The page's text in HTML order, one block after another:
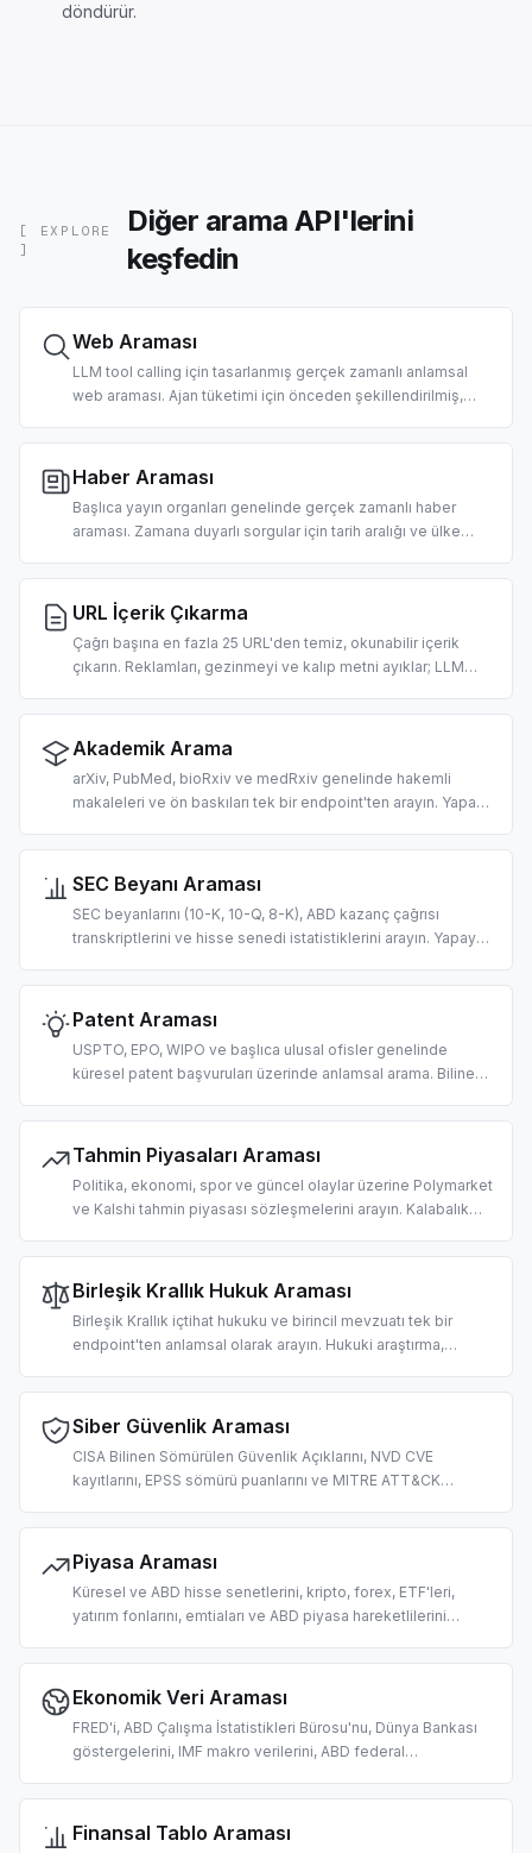
döndürür.
[ EXPLORE
]
Diğer arama API'lerini
keşfedin
Web Araması
LLM tool calling için tasarlanmış gerçek zamanlı anlamsal
web araması. Ajan tüketimi için önceden şekillendirilmiş,
Ülke ve tarih filtreleri desteklenir.
Haber Araması
Başlıca yayın organları genelinde gerçek zamanlı haber
araması. Zamana duyarlı sorgular için tarih aralığı ve ülke
RAG pipeline'ları için tasarlandı.
URL İçerik Çıkarma
Çağrı başına en fazla 25 URL'den temiz, okunabilir içerik
çıkarın. Reklamları, gezinmeyi ve kalıp metni ayıklar; LLM
kredi.
Akademik Arama
arXiv, PubMed, bioRxiv ve medRxiv genelinde hakemli
makaleleri ve ön baskıları tek bir endpoint'ten arayın. Yapay
RAG ve alıntı çıkarma için tasarlandı.
SEC Beyanı Araması
SEC beyanlarını (10-K, 10-Q, 8-K), ABD kazanç çağrısı
transkriptlerini ve hisse senedi istatistiklerini arayın. Yapay
pipeline'ları için tasarlandı.
Patent Araması
USPTO, EPO, WIPO ve başlıca ulusal ofisler genelinde
küresel patent başvuruları üzerinde anlamsal arama. Bilinen
rekabet zekası için tasarlandı.
Tahmin Piyasaları Araması
Politika, ekonomi, spor ve güncel olaylar üzerine Polymarket
ve Kalshi tahmin piyasası sözleşmelerini arayın. Kalabalık
tasarlandı.
Birleşik Krallık Hukuk Araması
Birleşik Krallık içtihat hukuku ve birincil mevzuatı tek bir
endpoint'ten anlamsal olarak arayın. Hukuki araştırma,
odaklı hukuk teknolojisi iş akışları için tasarlandı.
Siber Güvenlik Araması
CISA Bilinen Sömürülen Güvenlik Açıklarını, NVD CVE
kayıtlarını, EPSS sömürü puanlarını ve MITRE ATT&CK
önceliklendirmesi, tehdit istihbaratı ve güvenlik
operasyonları için tasarlandı.
Piyasa Araması
Küresel ve ABD hisse senetlerini, kripto, forex, ETF'leri,
yatırım fonlarını, emtiaları ve ABD piyasa hareketlilerini
alma ve alım satım araştırması için tasarlandı.
Ekonomik Veri Araması
FRED'i, ABD Çalışma İstatistikleri Bürosu'nu, Dünya Bankası
göstergelerini, IMF makro verilerini, ABD federal
zeka odaklı makroekonomik araştırma ve analiz için
tasarlandı.
Finansal Tablo Araması